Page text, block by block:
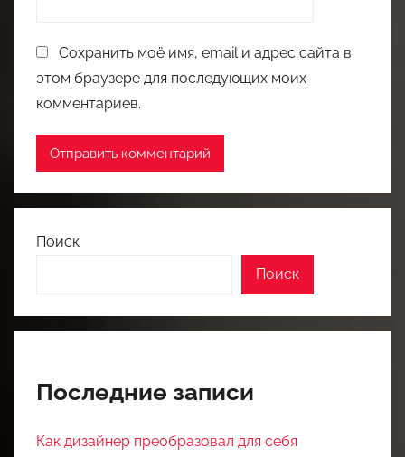
Сохранить моё имя, email и адрес сайта в
этом браузере для последующих моих
комментариев.
Поиск
Поиск
Последние записи
Как дизайнер преобразовал для себя